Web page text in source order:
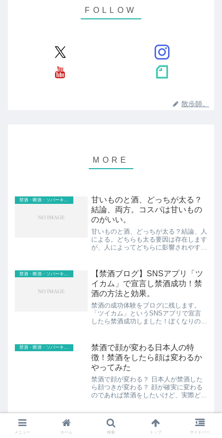
散歩師。
甘いものと酒、どっちが太る？
結論、両方。コスパは甘いもの
のがいい。
甘いものと酒、どっちが太る？結論、人
による。どちらも太る要因は存在します
が、人によってどちらに影響されやすい
による。2.甘いものが太る理由はこれ
ッ！コスパはいい3.酒...
【禁酒ブログ】SNSアプリ「ツ
イカム」で宣言し禁酒成功！禁
酒の方法と効果。
禁酒の成功体験をブログに残します。
「ツイカム」というSNSアプリで宣言
したら禁酒成功しました！ぼくなりの禁
酒は3日間だけです。。。見出し1.「ツ
イカム」で気軽に禁酒はじ...
禁酒・断酒・ソバーキュリアス
禁酒で顔が変わる日本人の特
徴！禁酒をしたら顔は変わるか
やってみた
禁酒で顔が変わる？ 日本人が禁酒した
ら顔つきが変わる？ 顔が確実に変わる
のであれば禁酒をしたいけど、実際どう
本当？ こんな疑問にお答えしま
す。 結論、禁酒で顔が変わる日本人の
方の特徴は、下記だとぼくは...
メニュー ホーム 検索 トップ サイドバー